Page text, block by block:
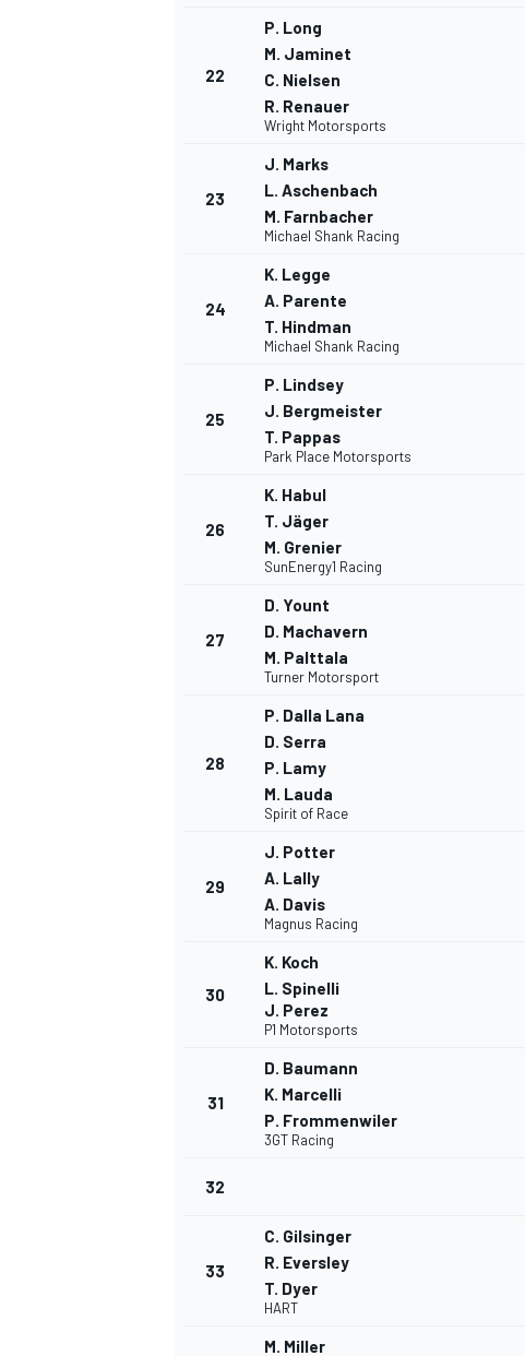
22
P. Long
M. Jaminet
C. Nielsen
R. Renauer
Wright Motorsports
23
J. Marks
L. Aschenbach
M. Farnbacher
Michael Shank Racing
24
K. Legge
A. Parente
T. Hindman
Michael Shank Racing
25
P. Lindsey
J. Bergmeister
T. Pappas
Park Place Motorsports
26
K. Habul
T. Jäger
M. Grenier
SunEnergy1 Racing
27
D. Yount
D. Machavern
M. Palttala
Turner Motorsport
28
P. Dalla Lana
D. Serra
P. Lamy
M. Lauda
Spirit of Race
29
J. Potter
A. Lally
A. Davis
Magnus Racing
30
K. Koch
L. Spinelli
J. Perez
P1 Motorsports
31
D. Baumann
K. Marcelli
P. Frommenwiler
3GT Racing
32
33
C. Gilsinger
R. Eversley
T. Dyer
HART
M. Miller